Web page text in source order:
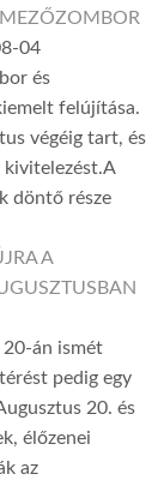
04
és
felújítása.
végéig tart, és
kivitelezést.A
döntő része
A
án ismét
pedig egy
20. és
élőzenei
az